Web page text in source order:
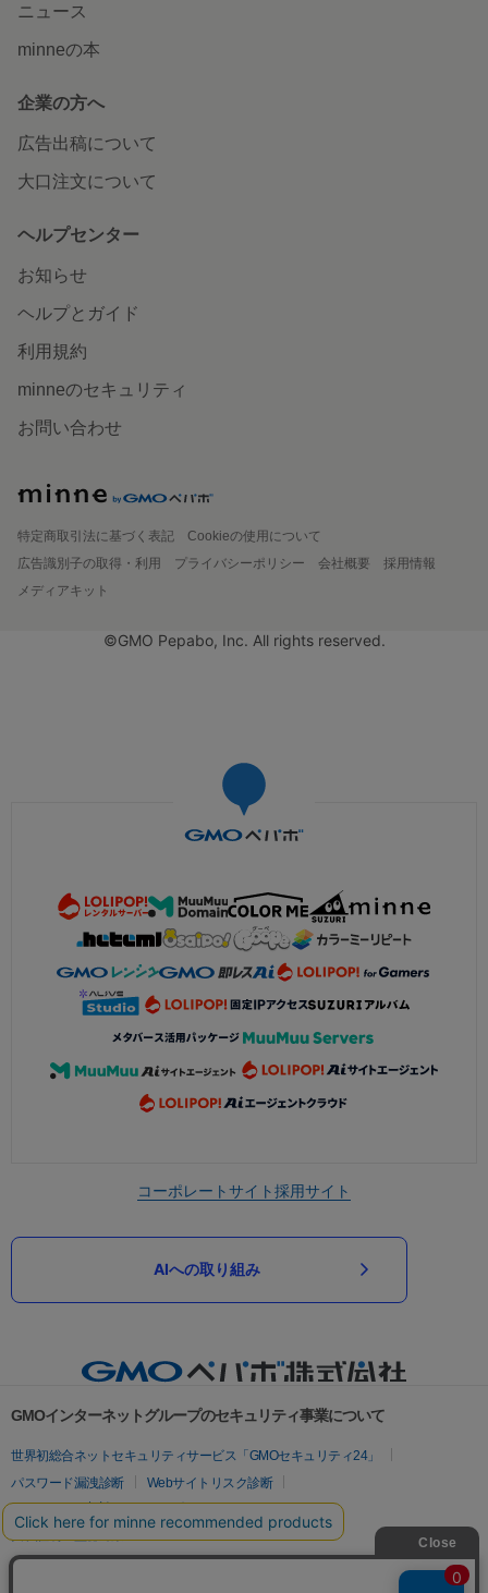
ニュース
minneの本
企業の方へ
広告出稿について
大口注文について
ヘルプセンター
お知らせ
ヘルプとガイド
利用規約
minneのセキュリティ
お問い合わせ
特定商取引法に基づく表記
Cookieの使用について
広告識別子の取得・利用
プライバシーポリシー 会社概要
採用情報
メディアキット
©GMO Pepabo, Inc. All rights reserved.
コーポレートサイト採用サイト
AIへの取り組み
GMOインターネットグループのセキュリティ事業について
世界初総合ネットセキュリティサービス「GMOセキュリティ24」
パスワード漏洩診断
Webサイトリスク診断
セキュリティ相談AIチャットボット
実在証明・盗聴対策
サイバー攻撃対策（GMOサイバーセキュリティ byイエラエ）